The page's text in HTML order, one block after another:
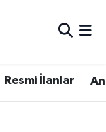
Resmi İlanlar